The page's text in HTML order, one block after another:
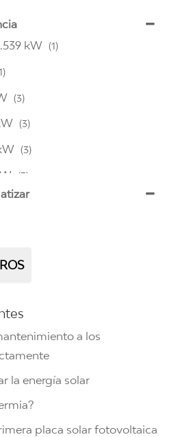
kW (1)
(3)
(3)
(3)
(3)
a los
la energía solar
placa solar fotovoltaica